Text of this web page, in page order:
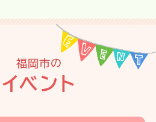
福岡市の
イベント